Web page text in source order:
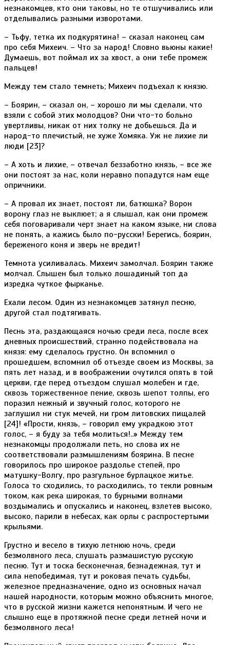
незнакомцев, кто они таковы, но те отшучивались или
отделывались разными изворотами.
– Тьфу, тетка их подкурятина! – сказал наконец сам
про себя Михеич. – Что за народ! Словно вьюны какие!
Думаешь, вот поймал их за хвост, а они тебе промеж
пальцев!
Между тем стало темнеть; Михеич подъехал к князю.
– Боярин, – сказал он, – хорошо ли мы сделали, что
взяли с собой этих молодцов? Они что-то больно
увертливы, никак от них толку не добьешься. Да и
народ-то плечистый, не хуже Хомяка. Уж не лихие ли
люди [23]?
– А хоть и лихие, – отвечал беззаботно князь, – все же
они постоят за нас, коли неравно попадутся нам еще
опричники.
– А провал их знает, постоят ли, батюшка? Ворон
ворону глаз не выклюет; а я слышал, как они промеж
себя поговаривали черт знает на каком языке, ни слова
не понять, а кажись было по-русски! Берегись, боярин,
береженого коня и зверь не вредит!
Темнота усиливалась. Михеич замолчал. Боярин также
молчал. Слышен был только лошадиный топ да
изредка чуткое фырканье.
Ехали лесом. Один из незнакомцев затянул песню,
другой стал подтягивать.
Песнь эта, раздающаяся ночью среди леса, после всех
дневных происшествий, странно подействовала на
князя: ему сделалось грустно. Он вспомнил о
прошедшем, вспомнил об отъезде своем из Москвы, за
пять лет назад, и в воображении очутился опять в той
церкви, где перед отъездом слушал молебен и где,
сквозь торжественное пение, сквозь шепот толпы, его
поразил нежный и звучный голос, которого не
заглушил ни стук мечей, ни гром литовских пищалей
[24]! «Прости, князь, – говорил ему украдкою этот
голос, – я буду за тебя молиться!..» Между тем
незнакомцы продолжали петь, но слова их не
соответствовали размышлениям боярина. В песне
говорилось про широкое раздолье степей, про
матушку-Волгу, про разгульное бурлацкое житье.
Голоса то сходились, то расходились, то текли ровным
током, как река широкая, то бурными волнами
воздымались и опускались и наконец, взлетев высоко,
высоко, парили в небесах, как орлы с распростертыми
крыльями.
Грустно и весело в тихую летнюю ночь, среди
безмолвного леса, слушать размашистую русскую
песню. Тут и тоска бесконечная, безнадежная, тут и
сила непобедимая, тут и роковая печать судьбы,
железное предназначение, одно из основных начал
нашей народности, которым можно объяснить многое,
что в русской жизни кажется непонятным. И чего не
слышно еще в протяжной песне среди летней ночи и
безмолвного леса!